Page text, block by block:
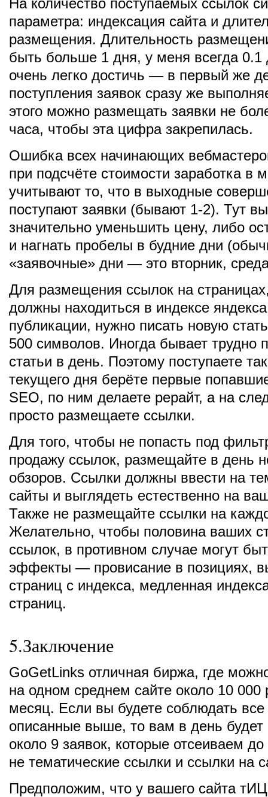
На количество поступаемых ссылок
параметра: индексация сайта и
размещения. Длительность
быть больше 1 дня, у меня всегда 0.1
очень легко достичь — в первый же
поступления заявок сразу же
этого можно размещать заявки не
часа, чтобы эта цифра закрепилась.
Ошибка всех начинающих
при подсчёте стоимости заработка в
учитывают то, что в выходные
поступают заявки (бывают 1-2). Тут
значительно уменьшить цену, либо
и нагнать пробелы в будние дни
«заявочные» дни — это вторник,
Для размещения ссылок на
должны находиться в индексе
публикации, нужно писать новую
500 символов. Иногда бывает трудно
статьи в день. Поэтому поступаете
текущего дня берёте первые
SEO, по ним делаете рерайт, а на
просто размещаете ссылки.
Для того, чтобы не попасть под
продажу ссылок, размещайте в день
обзоров. Ссылки должны ввести на
сайты и выглядеть естественно на
Также не размещайте ссылки на
Желательно, чтобы половина ваших
ссылок, в противном случае могут
эффекты — провисание в позициях,
страниц с индекса, медленная
страниц.
5.Заключение
GoGetLinks отличная биржа, где
на одном среднем сайте около 10 000
месяц. Если вы будете соблюдать все
описанные выше, то вам в день будет
около 9 заявок, которые отсеиваем
не тематические ссылки и ссылки на
Предположим, что у вашего сайта